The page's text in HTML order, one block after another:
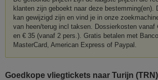
klanten zijn geboekt naar deze bestemming(en).
kan gewijzigd zijn en vind je in onze
van heen/terug incl taksen. Dossierkosten vanaf
en € 35 (vanaf 2 pers.). Gratis betalen met
MasterCard, American Express of Paypal.
Goedkope vliegtickets naar Turijn